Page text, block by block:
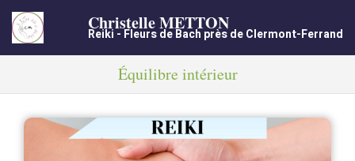
Christelle METTON
Reiki - Fleurs de Bach près de Clermont-Ferrand
Équilibre intérieur